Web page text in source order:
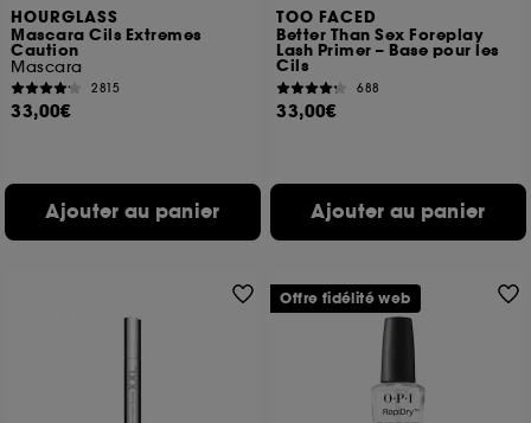
HOURGLASS
Mascara Cils Extremes
Caution
Mascara
2815
33,00€
Ajouter au panier
TOO FACED
Better Than Sex Foreplay
Lash Primer – Base pour les
Cils
688
33,00€
Ajouter au panier
Offre fidélité web